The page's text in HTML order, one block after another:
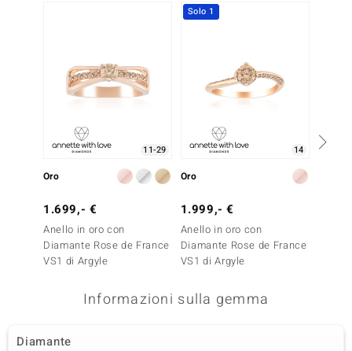
11-29
Oro
1.699,- €
Anello in oro con
Diamante Rose de France
VS1 di Argyle
Solo 1
14
Oro
1.999,- €
Anello in oro con
Diamante Rose de France
VS1 di Argyle
Informazioni sulla gemma
Diamante